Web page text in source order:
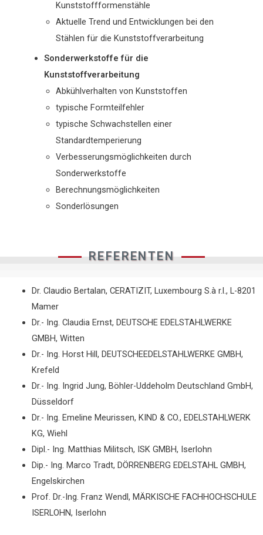
Kunststoffformenstähle
Aktuelle Trend und Entwicklungen bei den
Stählen für die Kunststoffverarbeitung
Sonderwerkstoffe für die
Kunststoffverarbeitung
Abkühlverhalten von Kunststoffen
typische Formteilfehler
typische Schwachstellen einer
Standardtemperierung
Verbesserungsmöglichkeiten durch
Sonderwerkstoffe
Berechnungsmöglichkeiten
Sonderlösungen
REFERENTEN
Dr. Claudio Bertalan, CERATIZIT, Luxembourg S.à r.l., L-8201
Mamer
Dr.- Ing. Claudia Ernst, DEUTSCHE EDELSTAHLWERKE
GMBH, Witten
Dr.- Ing. Horst Hill, DEUTSCHEEDELSTAHLWERKE GMBH,
Krefeld
Dr.- Ing. Ingrid Jung, Böhler-Uddeholm Deutschland GmbH,
Düsseldorf
Dr.- Ing. Emeline Meurissen, KIND & CO., EDELSTAHLWERK
KG, Wiehl
Dipl.- Ing. Matthias Militsch, ISK GMBH, Iserlohn
Dip.- Ing. Marco Tradt, DÖRRENBERG EDELSTAHL GMBH,
Engelskirchen
Prof. Dr.-Ing. Franz Wendl, MÄRKISCHE FACHHOCHSCHULE
ISERLOHN, Iserlohn